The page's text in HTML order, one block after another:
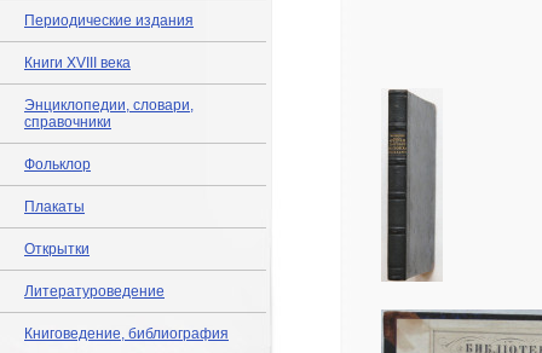
Периодические издания
Книги XVIII века
Энциклопедии, словари,
справочники
Фольклор
Плакаты
Открытки
Литературоведение
Книговедение, библиография